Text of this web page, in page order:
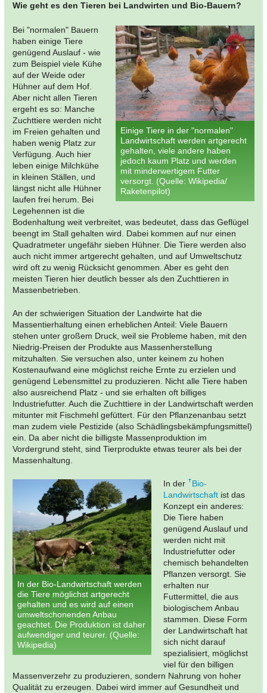
Wie geht es den Tieren bei Landwirten und Bio-Bauern?
Einige Tiere in der "normalen"
Landwirtschaft werden artgerecht
gehalten, viele andere haben
jedoch kaum Platz und werden
mit minderwertigem Futter
versorgt. (Quelle: Wikipedia/
Raketenpilot)
Bei "normalen" Bauern
haben einige Tiere
genügend Auslauf - wie
zum Beispiel viele Kühe
auf der Weide oder
Hühner auf dem Hof.
Aber nicht allen Tieren
ergeht es so: Manche
Zuchttiere werden nicht
im Freien gehalten und
haben wenig Platz zur
Verfügung. Auch hier
leben einige Milchkühe
in kleinen Ställen, und
längst nicht alle Hühner
laufen frei herum. Bei
Legehennen ist die
Bodenhaltung weit verbreitet, was bedeutet, dass das Geflügel
beengt im Stall gehalten wird. Dabei kommen auf nur einen
Quadratmeter ungefähr sieben Hühner. Die Tiere werden also
auch nicht immer artgerecht gehalten, und auf Umweltschutz
wird oft zu wenig Rücksicht genommen. Aber es geht den
meisten Tieren hier deutlich besser als den Zuchttieren in
Massenbetrieben.
An der schwierigen Situation der Landwirte hat die
Massentierhaltung einen erheblichen Anteil: Viele Bauern
stehen unter großem Druck, weil sie Probleme haben, mit den
Niedrig-Preisen der Produkte aus Massenherstellung
mitzuhalten. Sie versuchen also, unter keinem zu hohen
Kostenaufwand eine möglichst reiche Ernte zu erzielen und
genügend Lebensmittel zu produzieren. Nicht alle Tiere haben
also ausreichend Platz - und sie erhalten oft billiges
Industriefutter. Auch die Zuchttiere in der Landwirtschaft werden
mitunter mit Fischmehl gefüttert. Für den Pflanzenanbau setzt
man zudem viele Pestizide (also Schädlingsbekämpfungsmittel)
ein. Da aber nicht die billigste Massenproduktion im
Vordergrund steht, sind Tierprodukte etwas teurer als bei der
Massenhaltung.
In der Bio-Landwirtschaft werden
die Tiere möglichst artgerecht
gehalten und es wird auf einen
umweltschonenden Anbau
geachtet. Die Produktion ist daher
aufwendiger und teurer. (Quelle:
Wikipedia)
In der
Bio-
Landwirtschaft ist das
Konzept ein anderes:
Die Tiere haben
genügend Auslauf und
werden nicht mit
Industriefutter oder
chemisch behandelten
Pflanzen versorgt. Sie
erhalten nur
Futtermittel, die aus
biologischem Anbau
stammen. Diese Form
der Landwirtschaft hat
sich nicht darauf
spezialisiert, möglichst
viel für den billigen
Massenverzehr zu produzieren, sondern Nahrung von hoher
Qualität zu erzeugen. Dabei wird immer auf Gesundheit und